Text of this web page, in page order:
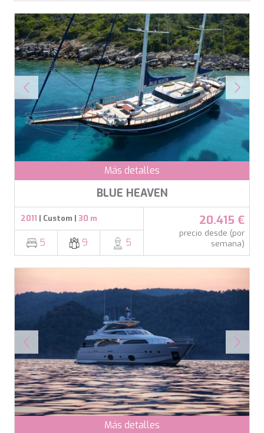
Más detalles
BLUE HEAVEN
2011 | Custom | 30 m
5 9 5
20.415 €
precio desde (por
semana)
Más detalles